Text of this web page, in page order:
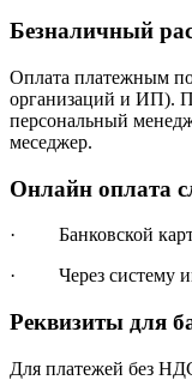
Безналичный
Оплата платежным
организаций и ИП).
персональный
меседжер.
Онлайн оплата
· Банковской
· Через систему
Реквизиты для
Для платежей без